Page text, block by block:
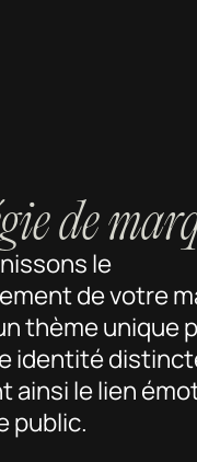
de
le
de votre
thème unique
identité
ainsi le lien
public.